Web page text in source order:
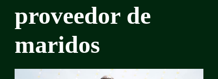
proveedor de
maridos